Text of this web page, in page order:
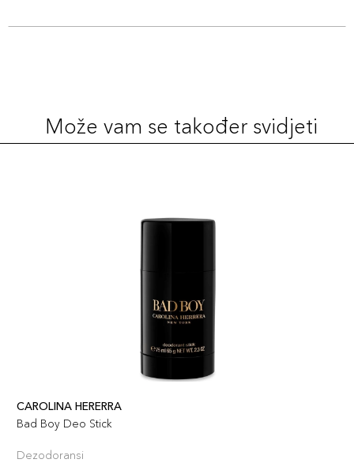
Može vam se također svidjeti
CAROLINA HERERRA
Bad Boy Deo Stick
Dezodoransi